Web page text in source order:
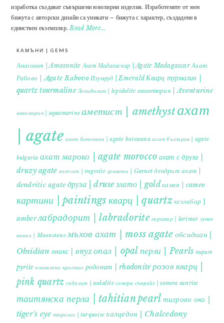
изработка създават съвършени ювелирни изделия. Изработените от мен
бижута с авторски дизайн са уникати – бижута с характер, създадени в
единствен екземпляр.Read More…
КАМЪНИ | GEMS
Амазонит | Amazonite Ахат Мадагаскар | Agate Madagascar Ахат
Рабово | Agate Rabovo Изумруд | Emerald Кварц турмалин |
quartz tourmaline Лепидолит | lepidolite авантюрин | Aventurine
аквамарин | aquamarine аметист | amethystахат
| agate ахат ботсвана | agate botswana ахат българия | agate
bulgaria ахат мароко | agate morocco ахат с друза |
druzy agate вогесит | vogesite гранати | Garnet дендрит ахат |
dendritic agate друза | druse злато | gold камея | cameo
картини | paintings кварц | quartzкехлибар |
amberлабрадорит | labradorite ларимар | larimar лунен
камък | Moonstone мъхов ахат | moss agate обсидиан |
Obsidian оникс | onyxопал | opal перли | Pearls пирит |
pyrite планински кристал родонит | rhodonite розов кварц |
pink quartz содалит | sodalite сонора сънрайз | sonora sunrise
таитянска перла | tahitian pearl тигрово око |
tiger's eye тюркоаз | turquoise халцедон | Chalcedony